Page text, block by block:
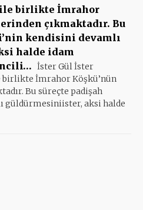
ile birlikte İmrahor
çıkmaktadır. Bu
kendisini devamlı
halde idam
İster Gül İster
birlikte İmrahor Köşkü’nün
Bu süreçte padişah
güldürmesiniister, aksi halde